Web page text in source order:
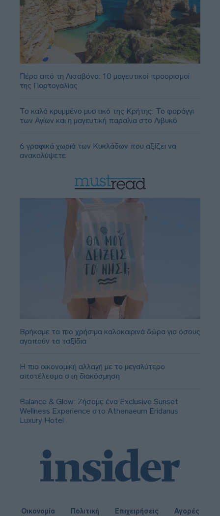
Πέρα από τη Λισαβόνα: 10 μαγευτικοί προορισμοί
της Πορτογαλίας
Το καλά κρυμμένο μυστικό της Κρήτης: Το φαράγγι
των Αγίων και η μαγευτική παραλία στο Λιβυκό
6 γραφικά χωριά των Κυκλάδων που αξίζει να
ανακαλύψετε
Βρήκαμε τα πιο χρήσιμα καλοκαιρινά δώρα για όσους
αγαπούν τα ταξίδια
Η πιο οικονομική αλλαγή με το μεγαλύτερο
αποτέλεσμα στη διακόσμηση
Balance & Glow: Ζήσαμε ένα Exclusive Sunset
Wellness Experience στο Athenaeum Eridanus
Luxury Hotel
Οικονομία Πολιτική Επιχειρήσεις Αγορές